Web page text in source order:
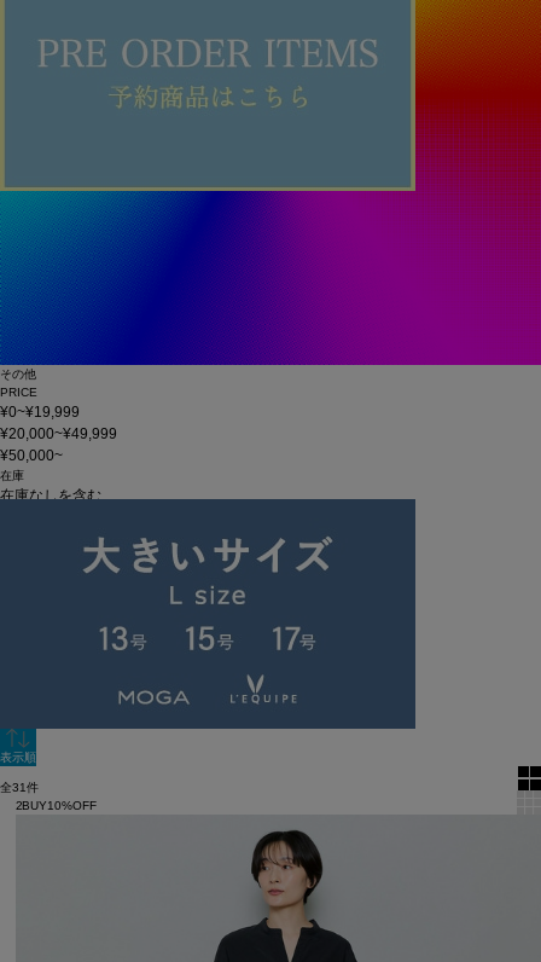
その他
PRICE
¥0~¥19,999
¥20,000~¥49,999
¥50,000~
在庫
在庫なしを含む
表示順
全31件
2BUY10%OFF